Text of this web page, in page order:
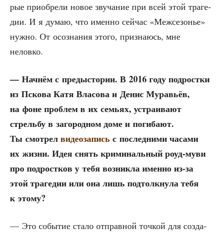
рые при­об­ре­ли новое зву­ча­ние при всей этой тра­ге­
дии. И я думаю, что имен­но сей­час «Меж­се­зо­нье»
нуж­но. От осо­зна­ния это­го, при­зна­юсь, мне
неловко.
— Нач­нём с предыс­то­рии. В 2016 году под­рост­ки
из Пско­ва Катя Вла­со­ва и Денис Мура­вьёв,
на фоне про­блем в их семьях, устра­и­ва­ют
стрель­бу в заго­род­ном доме и поги­ба­ют.
Ты смот­релвидео­за­пись с послед­ни­ми часа­ми
их жиз­ни. Идея снять кри­ми­наль­ный роуд-муви
про под­рост­ков у тебя воз­ник­ла имен­но из-за
этой тра­ге­дии или она лишь под­толк­ну­ла тебя
к этому?
— Это собы­тие ста­ло отправ­ной точ­кой для созда­